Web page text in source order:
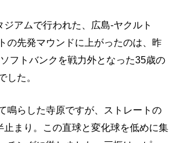
アムで行われた、広島-ヤクルト
の先発マウンドに上がったのは、昨
フトバンクを戦力外となった35歳の
した。
鳴らした寺原ですが、ストレートの
止まり。この直球と変化球を低めに集